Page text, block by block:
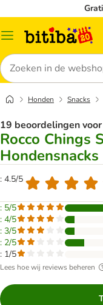
Catalogusmenu
Zoeken
Honden Snacks
19 beoordelingen voor
Rocco Chings
Hondensnacks
: 4.5/5
: 5/5
: 4/5
: 3/5
: 2/5
: 1/5
Lees hoe wij reviews beheren